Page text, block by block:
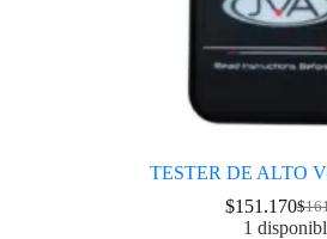
TESTER DE ALTO
$
$151.170
1